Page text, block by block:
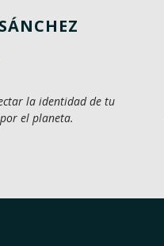
la identidad de tu
el planeta.